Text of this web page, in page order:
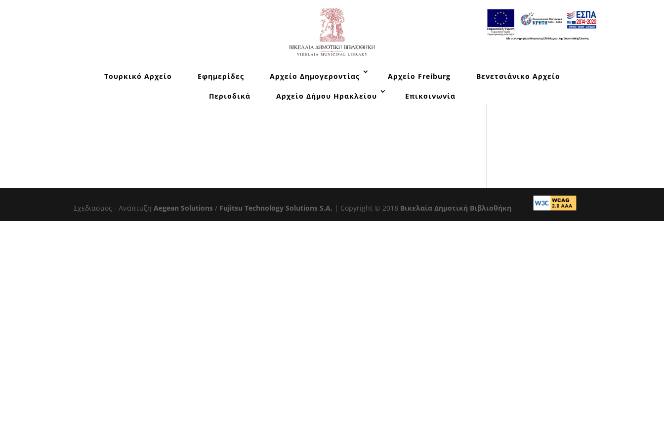
Τουρκικό Αρχείο Εφημερίδες Αρχείο Δημογεροντίας Αρχείο Freiburg Βενετσιάνικο Αρχείο
Περιοδικά Αρχείο Δήμου Ηρακλείου Επικοινωνία
Σχεδιασμός - ΑνάπτυξηAegean Solutions / Fujitsu Technology Solutions S.A. | Copyright © 2018 Βικελαία Δημοτική Βιβλιοθήκη